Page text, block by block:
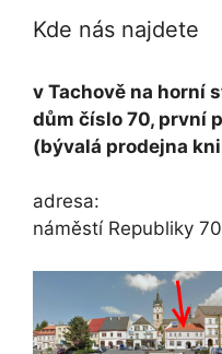
Kde nás najdete
v Tachově na horní
dům číslo 70, první
(bývalá prodejna
adresa:
náměstí Republiky